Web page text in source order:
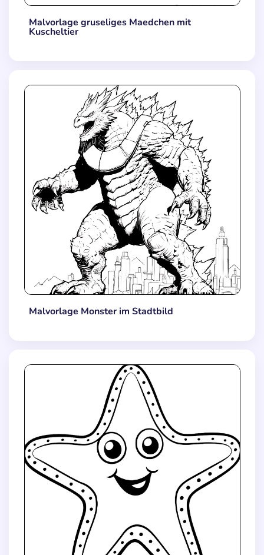
Malvorlage gruseliges Maedchen mit
Kuscheltier
Malvorlage Monster im Stadtbild